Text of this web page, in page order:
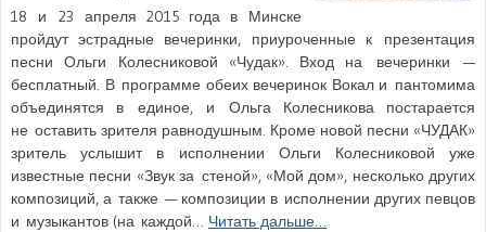
18 и 23 апреля 2015 года в Минске
пройдут эстрадные вечеринки, приуроченные к презентация
песни Ольги Колесниковой «Чудак». Вход на вечеринки —
бесплатный. В программе обеих вечеринок Вокал и пантомима
объединятся в единое, и Ольга Колесникова постарается
не оставить зрителя равнодушным. Кроме новой песни «ЧУДАК»
зритель услышит в исполнении Ольги Колесниковой уже
известные песни «Звук за стеной», «Мой дом», несколько других
композиций, а также — композиции в исполнении других певцов
и музыкантов (на каждой… Читать дальше…